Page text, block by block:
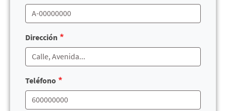
Dirección
Teléfono